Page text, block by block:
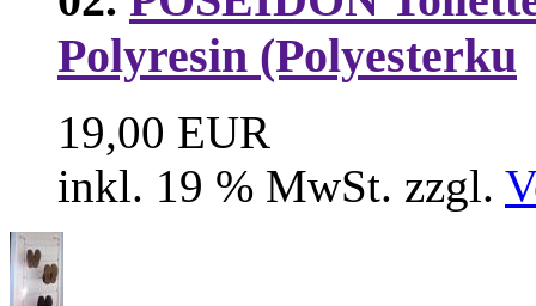
Polyresin (Polyesterku
19,00 EUR
inkl. 19 % MwSt. zzgl.